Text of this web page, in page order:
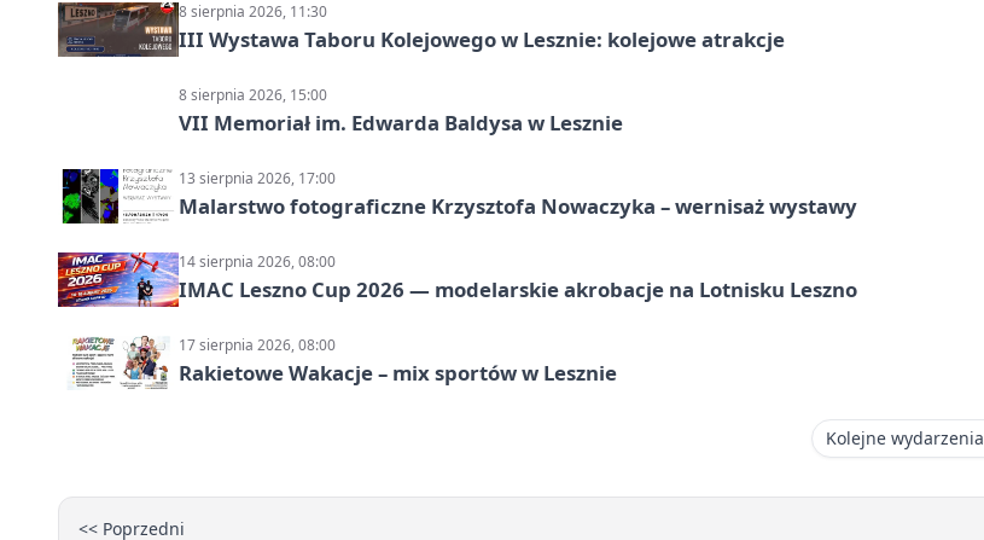
8 sierpnia 2026, 11:30
III Wystawa Taboru Kolejowego w Lesznie: kolejowe atrakcje
8 sierpnia 2026, 15:00
VII Memoriał im. Edwarda Baldysa w Lesznie
13 sierpnia 2026, 17:00
Malarstwo fotograficzne Krzysztofa Nowaczyka – wernisaż wystawy
14 sierpnia 2026, 08:00
IMAC Leszno Cup 2026 — modelarskie akrobacje na Lotnisku Leszno
17 sierpnia 2026, 08:00
Rakietowe Wakacje – mix sportów w Lesznie
Kolejne wydarzenia
<< Poprzedni